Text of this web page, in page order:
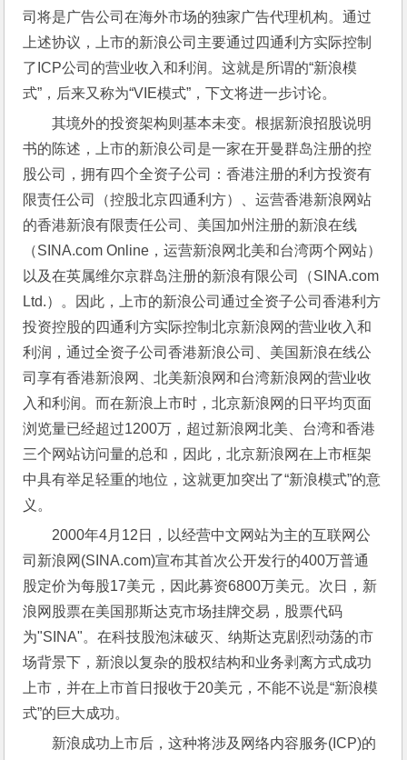
司将是广告公司在海外市场的独家广告代理机构。通过
上述协议，上市的新浪公司主要通过四通利方实际控制
了ICP公司的营业收入和利润。这就是所谓的“新浪模
式”，后来又称为“VIE模式”，下文将进一步讨论。
其境外的投资架构则基本未变。根据新浪招股说明
书的陈述，上市的新浪公司是一家在开曼群岛注册的控
股公司，拥有四个全资子公司：香港注册的利方投资有
限责任公司（控股北京四通利方）、运营香港新浪网站
的香港新浪有限责任公司、美国加州注册的新浪在线
（SINA.com Online，运营新浪网北美和台湾两个网站）
以及在英属维尔京群岛注册的新浪有限公司（SINA.com
Ltd.）。因此，上市的新浪公司通过全资子公司香港利方
投资控股的四通利方实际控制北京新浪网的营业收入和
利润，通过全资子公司香港新浪公司、美国新浪在线公
司享有香港新浪网、北美新浪网和台湾新浪网的营业收
入和利润。而在新浪上市时，北京新浪网的日平均页面
浏览量已经超过1200万，超过新浪网北美、台湾和香港
三个网站访问量的总和，因此，北京新浪网在上市框架
中具有举足轻重的地位，这就更加突出了“新浪模式”的意
义。
2000年4月12日，以经营中文网站为主的互联网公
司新浪网(SINA.com)宣布其首次公开发行的400万普通
股定价为每股17美元，因此募资6800万美元。次日，新
浪网股票在美国那斯达克市场挂牌交易，股票代码
为"SINA"。在科技股泡沫破灭、纳斯达克剧烈动荡的市
场背景下，新浪以复杂的股权结构和业务剥离方式成功
上市，并在上市首日报收于20美元，不能不说是“新浪模
式”的巨大成功。
新浪成功上市后，这种将涉及网络内容服务(ICP)的